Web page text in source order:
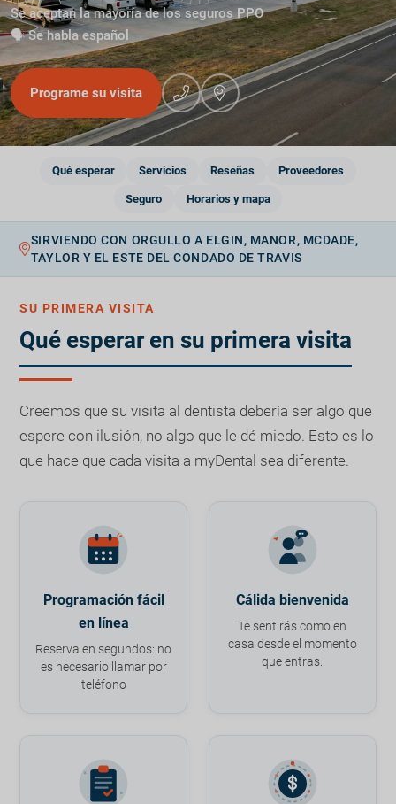
Se aceptan la mayoría de los seguros PPO
🗣️ Se habla español
Programe su visita
Qué esperar Servicios Reseñas Proveedores
Seguro Horarios y mapa
SIRVIENDO CON ORGULLO A ELGIN, MANOR, MCDADE,
TAYLOR Y EL ESTE DEL CONDADO DE TRAVIS
SU PRIMERA VISITA
Qué esperar en su primera visita
Creemos que su visita al dentista debería ser algo que
espere con ilusión, no algo que le dé miedo. Esto es lo
que hace que cada visita a myDental sea diferente.
Programación fácil
en línea
Reserva en segundos: no
es necesario llamar por
teléfono
Cálida bienvenida
Te sentirás como en
casa desde el momento
que entras.